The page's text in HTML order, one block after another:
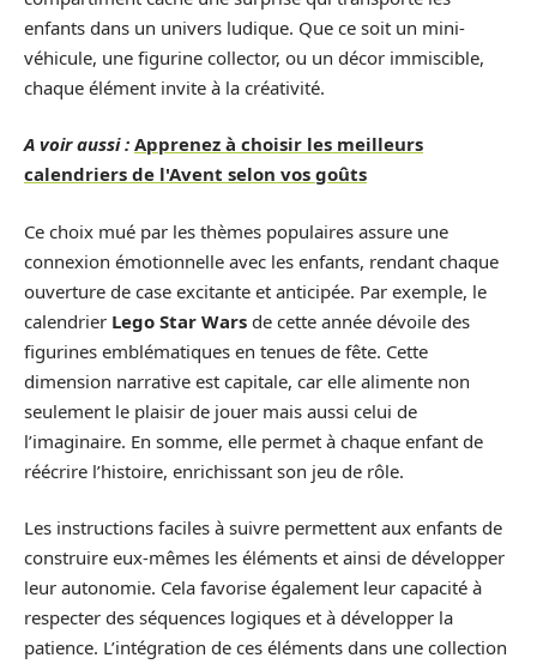
enfants dans un univers ludique. Que ce soit un mini-
véhicule, une figurine collector, ou un décor immiscible,
chaque élément invite à la créativité.
A voir aussi : Apprenez à choisir les meilleurs
calendriers de l'Avent selon vos goûts
Ce choix mué par les thèmes populaires assure une
connexion émotionnelle avec les enfants, rendant chaque
ouverture de case excitante et anticipée. Par exemple, le
calendrier Lego Star Wars de cette année dévoile des
figurines emblématiques en tenues de fête. Cette
dimension narrative est capitale, car elle alimente non
seulement le plaisir de jouer mais aussi celui de
l’imaginaire. En somme, elle permet à chaque enfant de
réécrire l’histoire, enrichissant son jeu de rôle.
Les instructions faciles à suivre permettent aux enfants de
construire eux-mêmes les éléments et ainsi de développer
leur autonomie. Cela favorise également leur capacité à
respecter des séquences logiques et à développer la
patience. L’intégration de ces éléments dans une collection